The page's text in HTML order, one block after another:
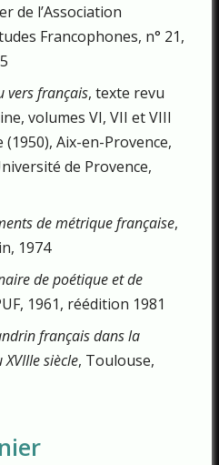
de l’Association
Francophones, n° 21,
vers français, texte revu
volumes VI, VII et VIII
(1950), Aix-en-Provence,
de Provence,
de métrique française,
1974
de poétique et de
1961, réédition 1981
français dans la
siècle, Toulouse,